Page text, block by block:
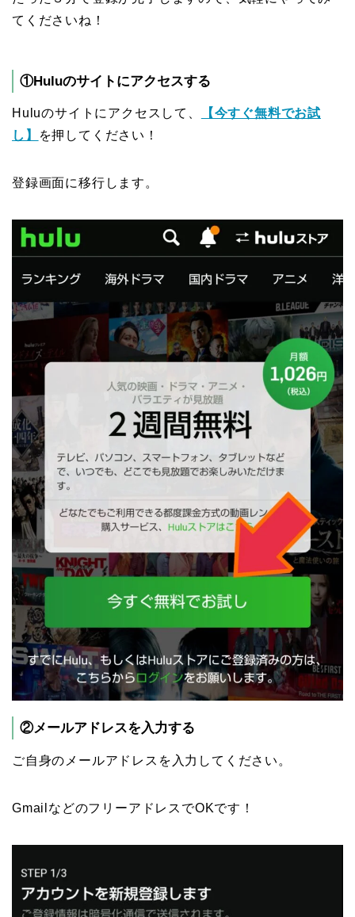
てくださいね！
①Huluのサイトにアクセスする
Huluのサイトにアクセスして、
【今すぐ無料でお試
し】
を押してください！
登録画面に移行します。
②メールアドレスを入力する
ご自身のメールアドレスを入力してください。
GmailなどのフリーアドレスでOKです！